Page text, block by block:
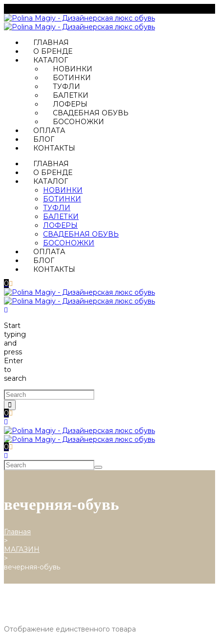
ГЛАВНАЯ
О БРЕНДЕ
КАТАЛОГ
НОВИНКИ
БОТИНКИ
ТУФЛИ
БАЛЕТКИ
ЛОФЕРЫ
СВАДЕБНАЯ ОБУВЬ
БОСОНОЖКИ
ОПЛАТА
БЛОГ
КОНТАКТЫ
ГЛАВНАЯ
О БРЕНДЕ
КАТАЛОГ
НОВИНКИ
БОТИНКИ
ТУФЛИ
БАЛЕТКИ
ЛОФЕРЫ
СВАДЕБНАЯ ОБУВЬ
БОСОНОЖКИ
ОПЛАТА
БЛОГ
КОНТАКТЫ
0
Start
typing
and
press
Enter
to
search
0
0
вечерняя-обувь
Главная
>
МАГАЗИН
>
вечерняя-обувь
Отображение единственного товара